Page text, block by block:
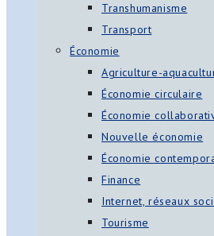
Transhumanisme
Transport
Économie
Agriculture-
Économie circulaire
Économie
Nouvelle économie
Économie
Finance
Internet, réseaux
Tourisme